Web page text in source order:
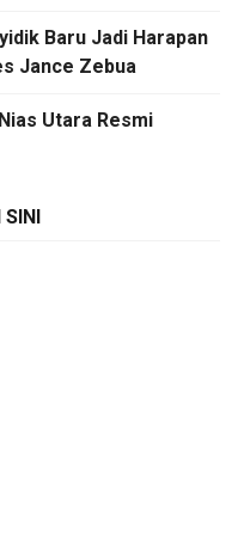
Baru Jadi Harapan
Jance Zebua
Utara Resmi
SINI